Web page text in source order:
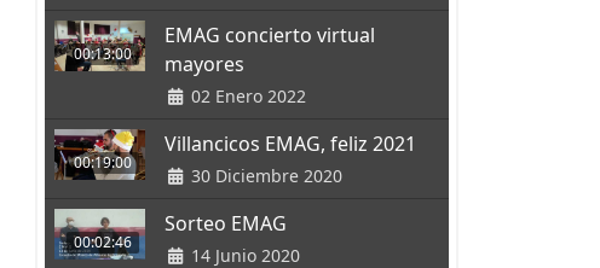
00:13:00
EMAG concierto virtual
mayores
02 Enero 2022
00:19:00
Villancicos EMAG, feliz 2021
30 Diciembre 2020
00:02:46
Sorteo EMAG
14 Junio 2020